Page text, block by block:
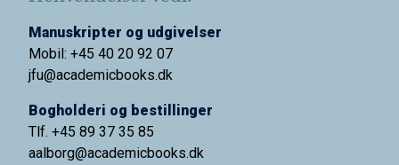
Manuskripter og udgivelser
Mobil: +45 40 20 92 07
jfu@academicbooks.dk
Bogholderi og bestillinger
Tlf. +45 89 37 35 85
aalborg@academicbooks.dk